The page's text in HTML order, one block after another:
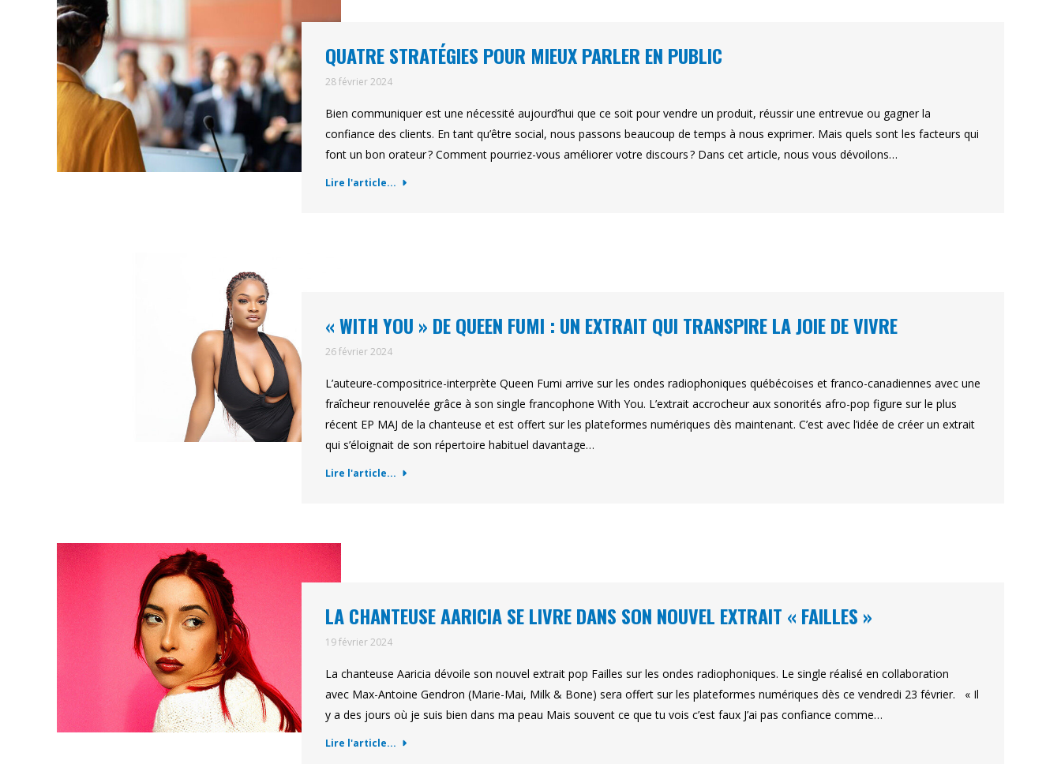
QUATRE STRATÉGIES POUR MIEUX PARLER EN PUBLIC
28 février 2024
Bien communiquer est une nécessité aujourd’hui que ce soit pour vendre un produit, réussir une entrevue ou gagner la
confiance des clients. En tant qu’être social, nous passons beaucoup de temps à nous exprimer. Mais quels sont les facteurs qui
font un bon orateur ? Comment pourriez-vous améliorer votre discours ? Dans cet article, nous vous dévoilons…
Lire l'article...
« WITH YOU » DE QUEEN FUMI : UN EXTRAIT QUI TRANSPIRE LA JOIE DE VIVRE
26 février 2024
L’auteure-compositrice-interprète Queen Fumi arrive sur les ondes radiophoniques québécoises et franco-canadiennes avec une
fraîcheur renouvelée grâce à son single francophone With You. L’extrait accrocheur aux sonorités afro-pop figure sur le plus
récent EP MAJ de la chanteuse et est offert sur les plateformes numériques dès maintenant. C’est avec l’idée de créer un extrait
qui s’éloignait de son répertoire habituel davantage…
Lire l'article...
LA CHANTEUSE AARICIA SE LIVRE DANS SON NOUVEL EXTRAIT « FAILLES »
19 février 2024
La chanteuse Aaricia dévoile son nouvel extrait pop Failles sur les ondes radiophoniques. Le single réalisé en collaboration
avec Max-Antoine Gendron (Marie-Mai, Milk & Bone) sera offert sur les plateformes numériques dès ce vendredi 23 février. « Il
y a des jours où je suis bien dans ma peau Mais souvent ce que tu vois c’est faux J’ai pas confiance comme…
Lire l'article...